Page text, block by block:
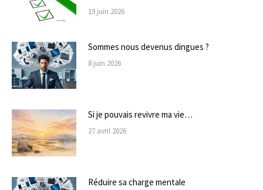
19 juin 2026
Sommes nous devenus dingues ?
8 juin 2026
Si je pouvais revivre ma vie…
27 avril 2026
Réduire sa charge mentale